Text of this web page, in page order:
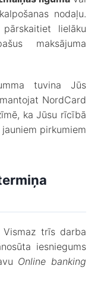
nodaļu.
lielāku
maksājuma
tuvina Jūs
NordCard
ka Jūsu rīcībā
pirkumiem
Vismaz trīs darba
iesniegums
Online banking